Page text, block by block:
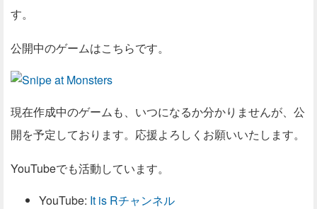
す。
公開中のゲームはこちらです。
現在作成中のゲームも、いつになるか分かりませんが、公
開を予定しております。応援よろしくお願いいたします。
YouTubeでも活動しています。
YouTube: It is Rチャンネル